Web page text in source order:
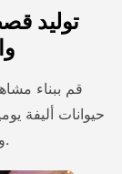
توليد
قم ببناء
حيوانات أليفة
ومحتوى سرد قصص فيروسي.